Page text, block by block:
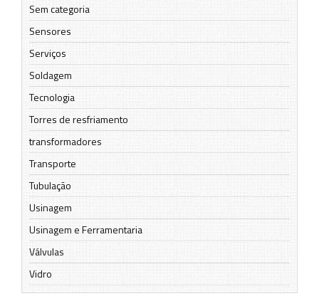
Sem categoria
Sensores
Serviços
Soldagem
Tecnologia
Torres de resfriamento
transformadores
Transporte
Tubulação
Usinagem
Usinagem e Ferramentaria
Válvulas
Vidro